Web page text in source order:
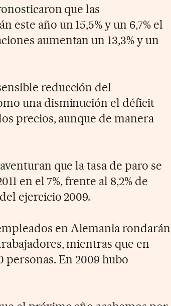
que las
este año un 15,5% y un 6,7% el
aumentan un 13,3% y un
reducción del
una disminución el déficit
precios, aunque de manera
que la tasa de paro se
en el 7%, frente al 8,2% de
ejercicio 2009.
en Alemania rondarán
mientras que en
personas. En 2009 hubo